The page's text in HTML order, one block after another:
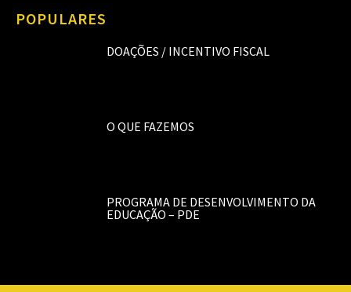
POPULARES
DOAÇÕES / INCENTIVO FISCAL
O QUE FAZEMOS
PROGRAMA DE DESENVOLVIMENTO DA
EDUCAÇÃO – PDE